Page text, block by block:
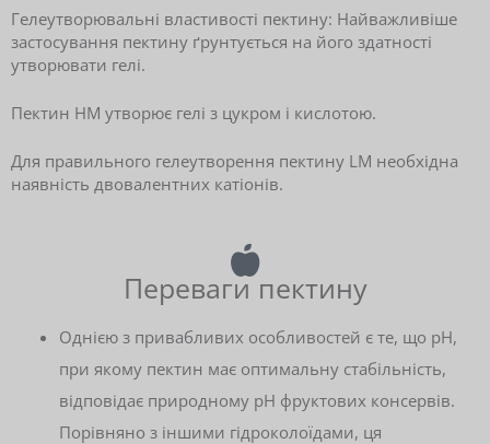
Гелеутворювальні властивості пектину: Найважливіше
застосування пектину ґрунтується на його здатності
утворювати гелі.
Пектин HM утворює гелі з цукром і кислотою.
Для правильного гелеутворення пектину LM необхідна
наявність двовалентних катіонів.
Переваги пектину
Однією з привабливих особливостей є те, що рН,
при якому пектин має оптимальну стабільність,
відповідає природному рН фруктових консервів.
Порівняно з іншими гідроколоїдами, ця